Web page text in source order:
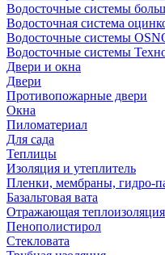
Водосточные системы
Водосточная система
Водосточные системы
Водосточные системы
Двери и окна
Двери
Противопожарные двери
Окна
Пиломатериал
Для сада
Теплицы
Изоляция и утеплитель
Пленки, мембраны, гидро-
Базальтовая вата
Отражающая теплоизоляция
Пенополистирол
Стекловата